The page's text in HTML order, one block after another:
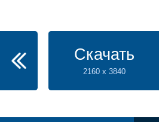
Скачать
2160 x 3840